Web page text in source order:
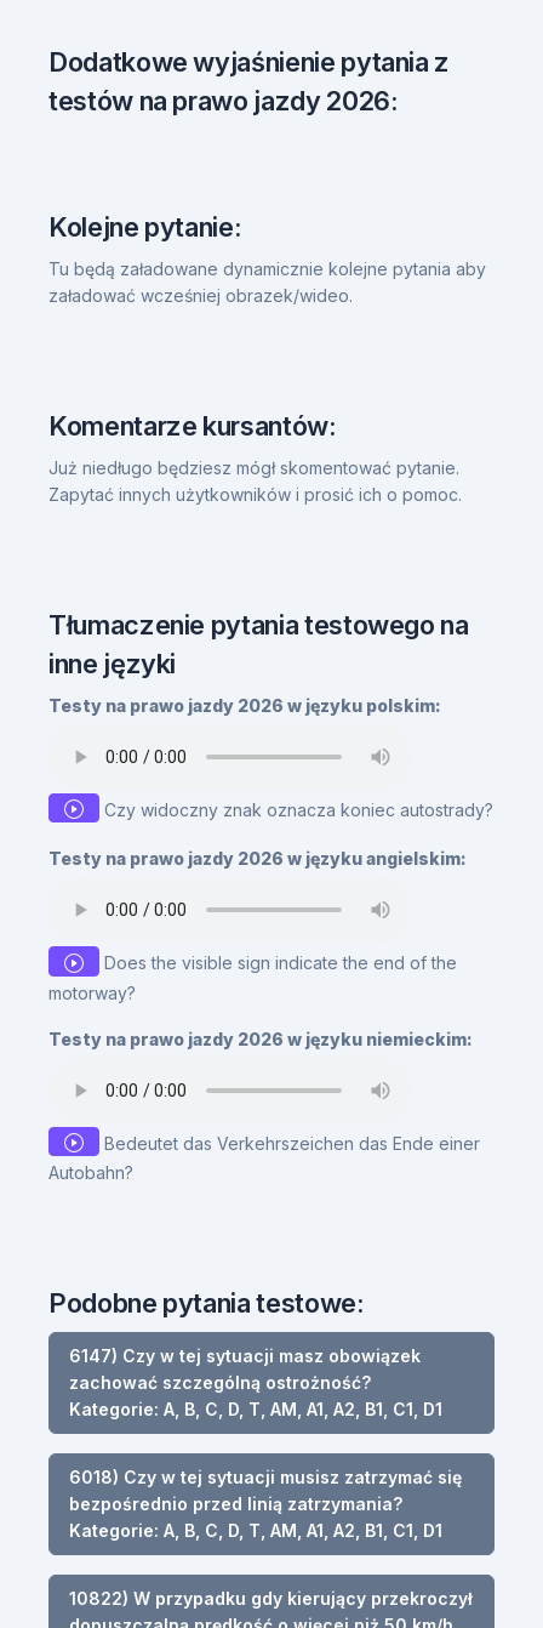
Dodatkowe wyjaśnienie pytania z
testów na prawo jazdy 2026:
Kolejne pytanie:
Tu będą załadowane dynamicznie kolejne pytania aby
załadować wcześniej obrazek/wideo.
Komentarze kursantów:
Już niedługo będziesz mógł skomentować pytanie.
Zapytać innych użytkowników i prosić ich o pomoc.
Tłumaczenie pytania testowego na
inne języki
Testy na prawo jazdy 2026 w języku polskim:
Czy widoczny znak oznacza koniec autostrady?
Testy na prawo jazdy 2026 w języku angielskim:
Does the visible sign indicate the end of the
motorway?
Testy na prawo jazdy 2026 w języku niemieckim:
Bedeutet das Verkehrszeichen das Ende einer
Autobahn?
Podobne pytania testowe:
6147) Czy w tej sytuacji masz obowiązek
zachować szczególną ostrożność?
Kategorie: A, B, C, D, T, AM, A1, A2, B1, C1, D1
6018) Czy w tej sytuacji musisz zatrzymać się
bezpośrednio przed linią zatrzymania?
Kategorie: A, B, C, D, T, AM, A1, A2, B1, C1, D1
10822) W przypadku gdy kierujący przekroczył